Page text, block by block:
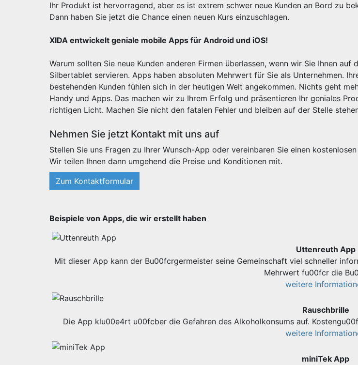
Ihr Produkt ist hervorragend, aber es ist extrem schwer neue Kunden an Bord zu
Dann haben Sie jetzt die Chance einen neuen Kurs einzuschlagen.
XIDA entwickelt geniale mobile Apps für Android und iOS!
Warum sollten Sie neue Kunden anderen Firmen überlassen, wenn wir Sie Ihnen auf
Silbertablet servieren. Apps haben absoluten Mehrwert für Sie als Unternehmen.
bestehenden Kunden fühlen sich in der heutigen Welt angekommen. Nichts geht
Handy und Apps. Das machen wir zu Ihrem Erfolg und präsentieren Ihr geniales
richtigen Licht. Machen Sie nicht den fatalen Fehler und bleiben auf der Stelle
Nehmen Sie jetzt Kontakt mit uns auf
Stellen Sie uns Fragen zu Ihrer Wunsch-App oder vereinbaren Sie einen
Wir teilen Ihnen dann umgehend die Preise und Konditionen mit.
Zum Kontaktformular
Beispiele von Apps, die wir erstellt haben
Uttenreuth App
Mit dieser App kann der Bu00fcrgermeister seine Gemeinschaft viel schneller
Mehrwert fu00fcr die
weitere
Rauschbrille
Die App klu00e4rt u00fcber die Gefahren des Alkoholkonsums auf.
weitere
miniTek App